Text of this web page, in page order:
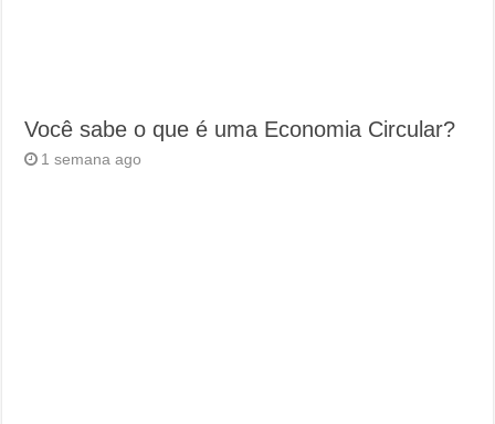
Você sabe o que é uma Economia Circular?
1 semana ago